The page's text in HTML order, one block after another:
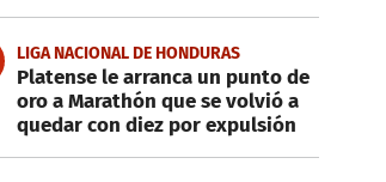
LIGA NACIONAL DE HONDURAS
Platense le arranca un punto de
oro a Marathón que se volvió a
quedar con diez por expulsión